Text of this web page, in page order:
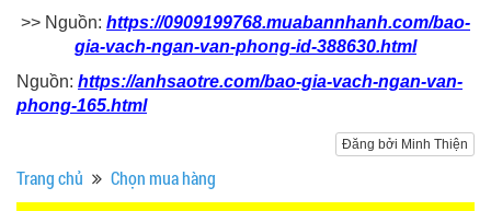
>> Nguồn: https://0909199768.muabannhanh.com/bao-
gia-vach-ngan-van-phong-id-388630.html
Nguồn: https://anhsaotre.com/bao-gia-vach-ngan-van-
phong-165.html
Đăng bởi Minh Thiện
Trang chủ Chọn mua hàng